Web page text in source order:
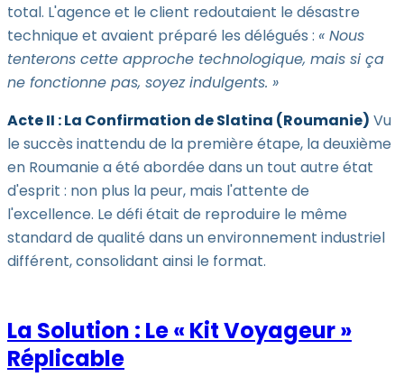
total. L'agence et le client redoutaient le désastre
technique et avaient préparé les délégués : « Nous
tenterons cette approche technologique, mais si ça
ne fonctionne pas, soyez indulgents. »
Acte II : La Confirmation de Slatina (Roumanie) Vu
le succès inattendu de la première étape, la deuxième
en Roumanie a été abordée dans un tout autre état
d'esprit : non plus la peur, mais l'attente de
l'excellence. Le défi était de reproduire le même
standard de qualité dans un environnement industriel
différent, consolidant ainsi le format.
La Solution : Le « Kit Voyageur »
Réplicable